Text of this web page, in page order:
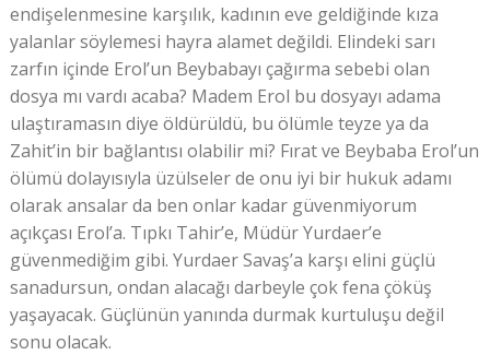
endişelenmesine karşılık, kadının eve geldiğinde kıza
yalanlar söylemesi hayra alamet değildi. Elindeki sarı
zarfın içinde Erol’un Beybabayı çağırma sebebi olan
dosya mı vardı acaba? Madem Erol bu dosyayı adama
ulaştıramasın diye öldürüldü, bu ölümle teyze ya da
Zahit’in bir bağlantısı olabilir mi? Fırat ve Beybaba Erol’un
ölümü dolayısıyla üzülseler de onu iyi bir hukuk adamı
olarak ansalar da ben onlar kadar güvenmiyorum
açıkçası Erol’a. Tıpkı Tahir’e, Müdür Yurdaer’e
güvenmediğim gibi. Yurdaer Savaş’a karşı elini güçlü
sanadursun, ondan alacağı darbeyle çok fena çöküş
yaşayacak. Güçlünün yanında durmak kurtuluşu değil
sonu olacak.